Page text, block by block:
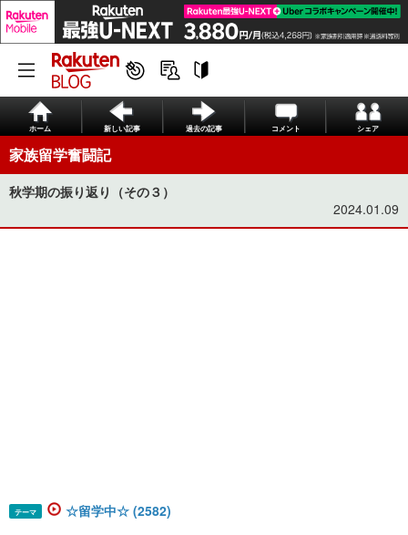
ホーム 新しい記事 過去の記事 コメント シェア
家族留学奮闘記
秋学期の振り返り（その３）
2024.01.09
テーマ ☆留学中☆ (2582)